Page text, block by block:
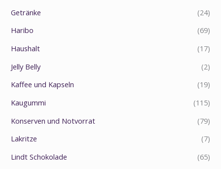
Getränke
(24)
Haribo
(69)
Haushalt
(17)
Jelly Belly
(2)
Kaffee und Kapseln
(19)
Kaugummi
(115)
Konserven und Notvorrat
(79)
Lakritze
(7)
Lindt Schokolade
(65)